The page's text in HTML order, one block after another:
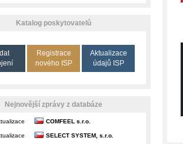
Katalog poskytovatelů
Registrace
nového ISP
Aktualizace
údajů ISP
Nejnovější zprávy z databáze
COMFEEL s.r.o.
SELECT SYSTEM, s.r.o.